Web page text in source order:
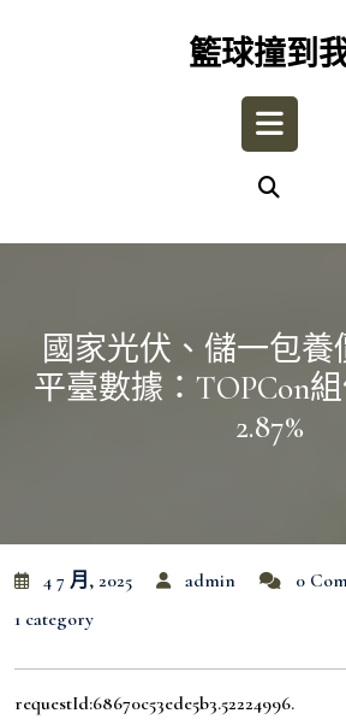
籃球撞到
Open
國家光伏、儲一包養
平臺數據：TOPCon
2.87%
4 7 月, 2025 admin
0
1 category
requestId:68670c53ede5b3.52224996.